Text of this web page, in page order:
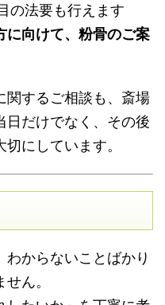
法要も行えます
に向けて、粉骨のご案
関するご相談も、斎場
日だけでなく、その後
にしています。
からないことばかり
ん。